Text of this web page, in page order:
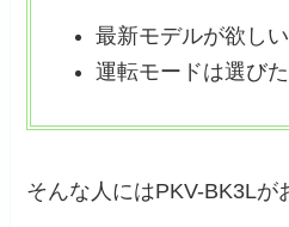
最新モデルが欲しい
運転モードは選び
そんな人にはPKV-BK3Lが